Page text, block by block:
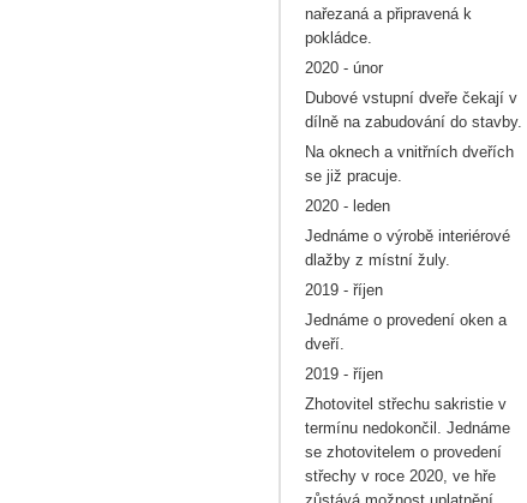
nařezaná a připravená k
pokládce.
2020 - únor
Dubové vstupní dveře čekají v
dílně na zabudování do stavby.
Na oknech a vnitřních dveřích
se již pracuje.
2020 - leden
Jednáme o výrobě interiérové
dlažby z místní žuly.
2019 - říjen
Jednáme o provedení oken a
dveří.
2019 - říjen
Zhotovitel střechu sakristie v
termínu nedokončil. Jednáme
se zhotovitelem o provedení
střechy v roce 2020, ve hře